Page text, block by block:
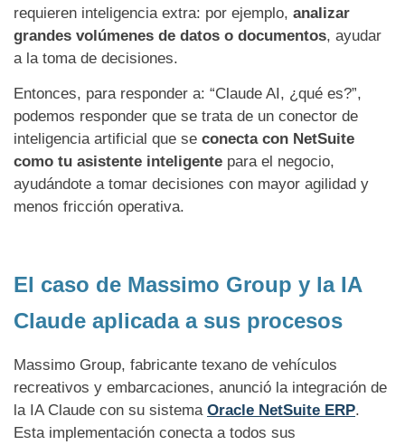
requieren inteligencia extra: por ejemplo, analizar
grandes volúmenes de datos o documentos, ayudar
a la toma de decisiones.
Entonces, para responder a: “Claude AI, ¿qué es?”,
podemos responder que se trata de un conector de
inteligencia artificial que se conecta con NetSuite
como tu asistente inteligente para el negocio,
ayudándote a tomar decisiones con mayor agilidad y
menos fricción operativa.
El caso de Massimo Group y la IA
Claude aplicada a sus procesos
Massimo Group, fabricante texano de vehículos
recreativos y embarcaciones, anunció la integración de
la IA Claude con su sistema Oracle NetSuite ERP.
Esta implementación conecta a todos sus